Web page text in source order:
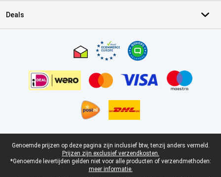
Deals
Juridische voettekst
Genoemde prijzen op deze pagina zijn inclusief btw, tenzij anders vermeld.
Prijzen zijn exclusief verzendkosten.
*Genoemde levertijden gelden niet voor alle producten of verzendmethoden:
meer informatie.